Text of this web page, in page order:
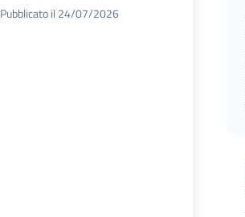
Pubblicato il 24/07/2026